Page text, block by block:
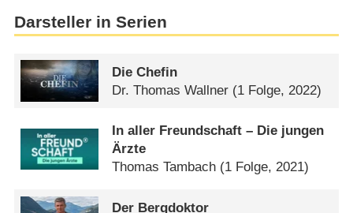
Darsteller in Serien
Die Chefin
Dr. Thomas Wallner (1 Folge, 2022)
In aller Freundschaft – Die jungen
Ärzte
Thomas Tambach (1 Folge, 2021)
Der Bergdoktor